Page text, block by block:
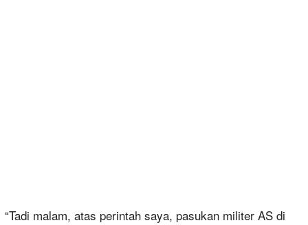
“Tadi malam, atas perintah saya, pasukan militer AS di